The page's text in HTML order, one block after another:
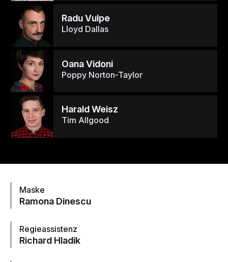
Radu Vulpe
Lloyd Dallas
Oana Vidoni
Poppy Norton-Taylor
Harald Weisz
Tim Allgood
Maske
Ramona Dinescu
Regieassistenz
Richard Hladik